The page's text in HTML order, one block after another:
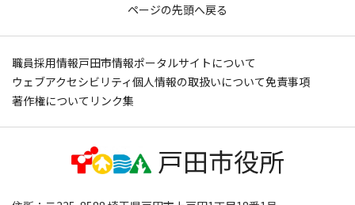
ページの先頭へ戻る
職員採用情報戸田市情報ポータルサイトについて
ウェブアクセシビリティ個人情報の取扱いについて免責事項
著作権について リンク集